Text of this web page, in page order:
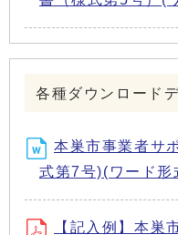
各種ダウンロード
本巣市事業者サ
式第7号)(ワード
【記入例】本巣